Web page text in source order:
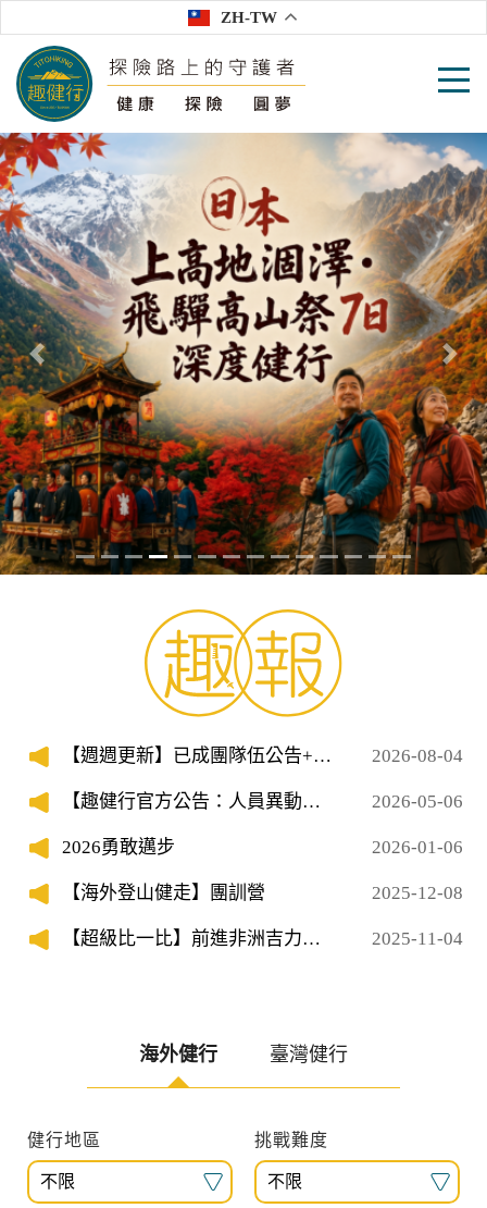
ZH-TW
往前 往後
【週週更新】已成團隊伍公告+隊
員招募
2026-08-04
【趣健行官方公告：人員異動與
服務窗口說明】
2026-05-06
2026勇敢邁步 2026-01-06
【海外登山健走】團訓營 2025-12-08
【超級比一比】前進非洲吉力馬 2025-11-04
海外健行 臺灣健行
旅遊區域 目的地